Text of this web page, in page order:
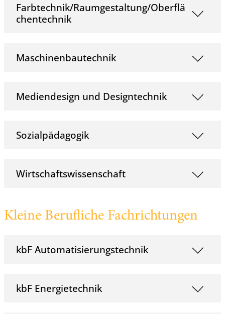
Farbtechnik/Raumgestaltung/Oberflä
chentechnik
Maschinenbautechnik
Mediendesign und Designtechnik
Sozialpädagogik
Wirtschaftswissenschaft
Kleine Berufliche Fachrichtungen
kbF Automatisierungstechnik
kbF Energietechnik